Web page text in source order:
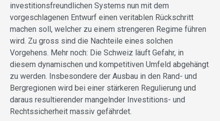
investitionsfreundlichen Systems nun mit dem
vorgeschlagenen Entwurf einen veritablen Rückschritt
machen soll, welcher zu einem strengeren Regime führen
wird. Zu gross sind die Nachteile eines solchen
Vorgehens. Mehr noch: Die Schweiz läuft Gefahr, in
diesem dynamischen und kompetitiven Umfeld abgehängt
zu werden. Insbesondere der Ausbau in den Rand- und
Bergregionen wird bei einer stärkeren Regulierung und
daraus resultierender mangelnder Investitions- und
Rechtssicherheit massiv gefährdet.